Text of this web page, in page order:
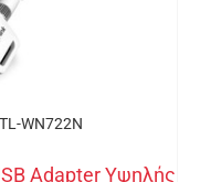
WN722N
Adapter Υψηλής